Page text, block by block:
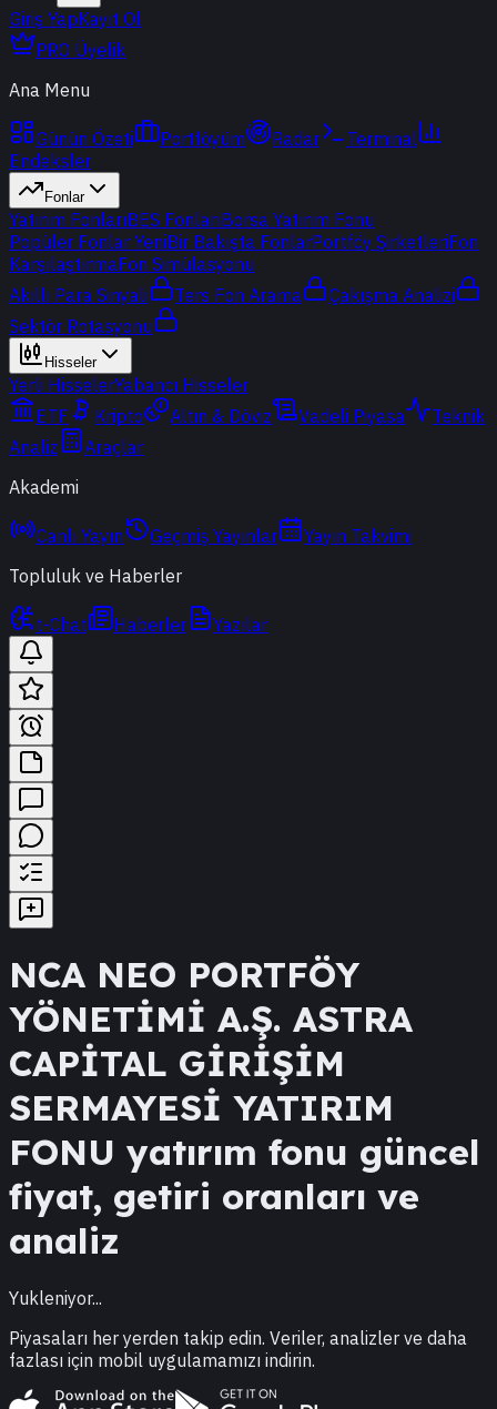
Giriş YapKayıt Ol
PRO Üyelik
Ana Menu
Günün Özeti Portföyüm Radar
Terminal
Endeksler
Fonlar
Yatırım FonlarıBES FonlarıBorsa Yatırım Fonu
Popüler Fonlar YeniBir Bakışta FonlarPortföy ŞirketleriFon
KarşılaştırmaFon Simülasyonu
Akıllı Para Sinyali
Ters Fon Arama
Çakışma Analizi
Sektör Rotasyonu
Hisseler
Yerli HisselerYabancı Hisseler
ETF
Kripto Altın & Döviz Vadeli Piyasa
Teknik
Analiz
Araçlar
Akademi
Canlı Yayın Geçmiş Yayınlar
Yayın Takvimi
Topluluk ve Haberler
t-Chat Haberler Yazılar
NCA NEO PORTFÖY
YÖNETİMİ A.Ş. ASTRA
CAPİTAL GİRİŞİM
SERMAYESİ YATIRIM
FONU yatırım fonu güncel
fiyat, getiri oranları ve
analiz
Yukleniyor...
Piyasaları her yerden takip edin. Veriler, analizler ve daha
fazlası için mobil uygulamamızı indirin.